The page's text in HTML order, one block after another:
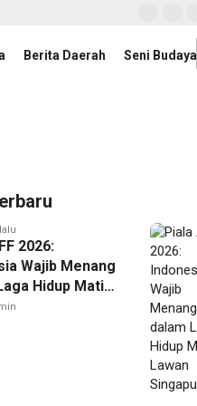
Berita Daerah Seni Budaya
2026:
Wajib Menang
Hidup Mati